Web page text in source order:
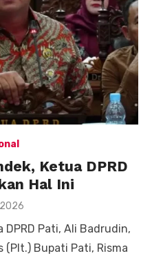
Ketua DPRD
Hal Ini
DPRD Pati, Ali Badrudin,
(Plt.) Bupati Pati, Risma